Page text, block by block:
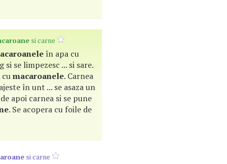
si carne
în apa cu
si se limpezesc ... si sare.
cumacaroanele. Carnea
în unt ... se asaza un
apoi carnea si se pune
. Se acopera cu foile de
si carne